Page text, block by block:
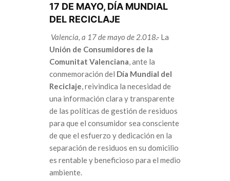
17 DE MAYO, DÍA MUNDIAL
DEL RECICLAJE
Valencia, a 17 de mayo de 2.018.- La
Unión de Consumidores de la
Comunitat Valenciana, ante la
conmemoración del Día Mundial del
Reciclaje, reivindica la necesidad de
una información clara y transparente
de las políticas de gestión de residuos
para que el consumidor sea consciente
de que el esfuerzo y dedicación en la
separación de residuos en su domicilio
es rentable y beneficioso para el medio
ambiente.